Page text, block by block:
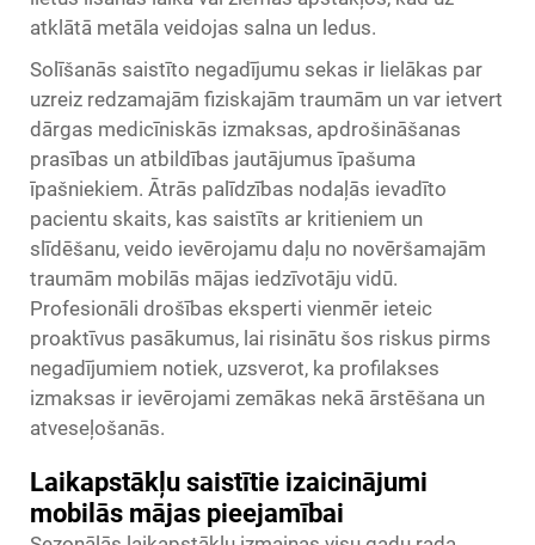
atklātā metāla veidojas salna un ledus.
Solīšanās saistīto negadījumu sekas ir lielākas par
uzreiz redzamajām fiziskajām traumām un var ietvert
dārgas medicīniskās izmaksas, apdrošināšanas
prasības un atbildības jautājumus īpašuma
īpašniekiem. Ātrās palīdzības nodaļās ievadīto
pacientu skaits, kas saistīts ar kritieniem un
slīdēšanu, veido ievērojamu daļu no novēršamajām
traumām mobilās mājas iedzīvotāju vidū.
Profesionāli drošības eksperti vienmēr ieteic
proaktīvus pasākumus, lai risinātu šos riskus pirms
negadījumiem notiek, uzsverot, ka profilakses
izmaksas ir ievērojami zemākas nekā ārstēšana un
atveseļošanās.
Laikapstākļu saistītie izaicinājumi
mobilās mājas pieejamībai